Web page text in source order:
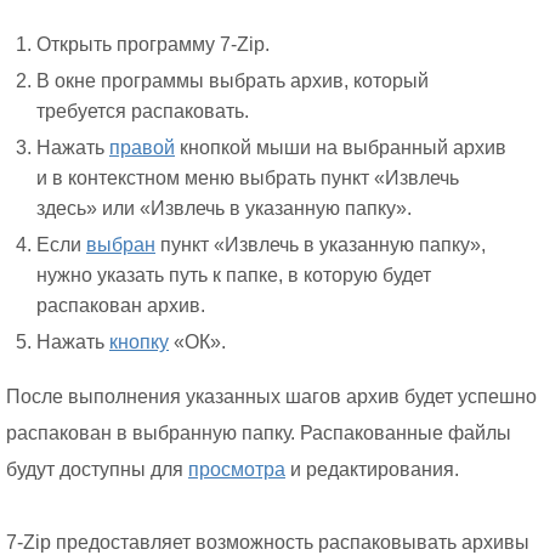
Открыть программу 7-Zip.
В окне программы выбрать архив, который
требуется распаковать.
Нажать правой кнопкой мыши на выбранный архив
и в контекстном меню выбрать пункт «Извлечь
здесь» или «Извлечь в указанную папку».
Если выбран пункт «Извлечь в указанную папку»,
нужно указать путь к папке, в которую будет
распакован архив.
Нажать кнопку «ОК».
После выполнения указанных шагов архив будет успешно
распакован в выбранную папку. Распакованные файлы
будут доступны для просмотра и редактирования.
7-Zip предоставляет возможность распаковывать архивы